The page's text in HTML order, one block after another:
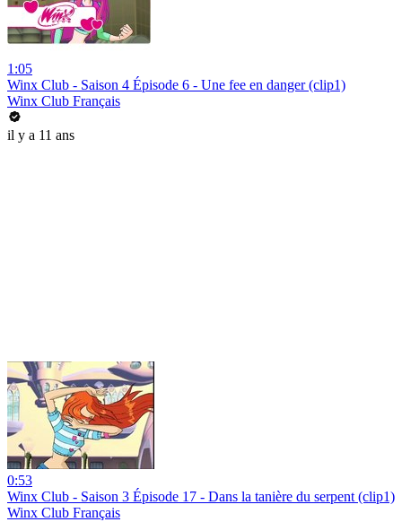
1:05
Winx Club - Saison 4 Épisode 6 - Une fee en danger (clip1)
Winx Club Français
il y a 11 ans
0:53
Winx Club - Saison 3 Épisode 17 - Dans la tanière du serpent (clip1)
Winx Club Français